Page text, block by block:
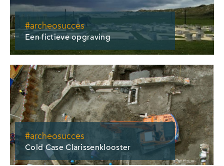
#archeosucces
Een fictieve opgraving
#archeosucces
Cold Case Clarissenklooster